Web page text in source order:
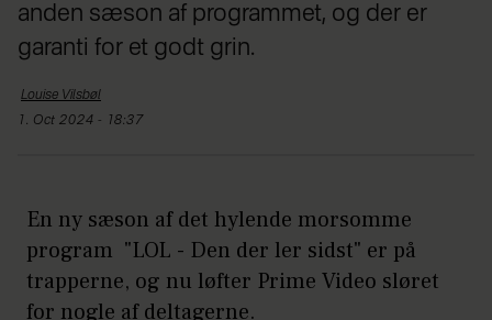
anden sæson af programmet, og der er
garanti for et godt grin.
Louise Vilsbøl
1. Oct 2024 - 18:37
En ny sæson af det hylende morsomme
program "LOL - Den der ler sidst" er på
trapperne, og nu løfter Prime Video sløret
for nogle af deltagerne.